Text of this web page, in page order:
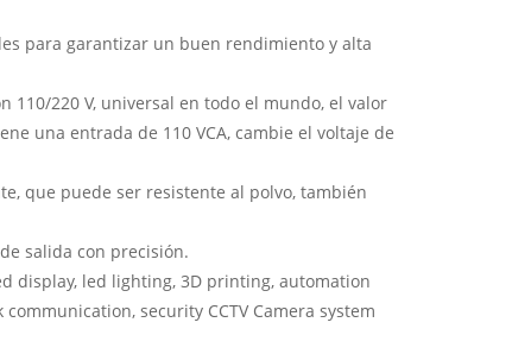
para garantizar un buen rendimiento y alta
110/220 V, universal en todo el mundo, el valor
una entrada de 110 VCA, cambie el voltaje de
que puede ser resistente al polvo, también
salida con precisión.
display, led lighting, 3D printing, automation
security CCTV Camera system